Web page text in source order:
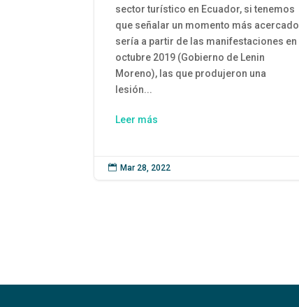
sector turístico en Ecuador, si tenemos
que señalar un momento más acercado
sería a partir de las manifestaciones en
octubre 2019 (Gobierno de Lenin
Moreno), las que produjeron una
lesión...
Leer más
 Mar 28, 2022